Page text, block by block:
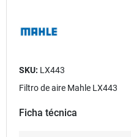
SKU: LX443
Filtro de aire Mahle LX443
Ficha técnica